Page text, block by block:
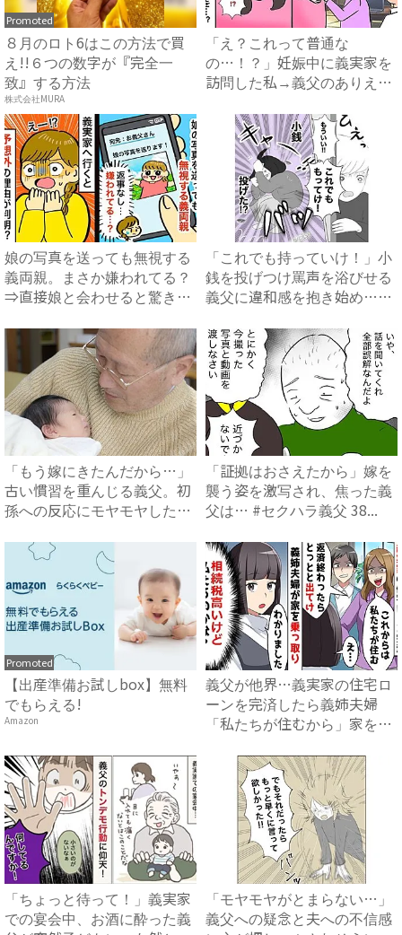
Promoted
８月のロト6はこの方法で買
え!!６つの数字が『完全一
致』する方法
株式会社MURA
「え？これって普通な
の…！？」妊娠中に義実家を
訪問した私→義父のありえな
娘の写真を送っても無視する
義両親。まさか嫌われてる？
⇒直接娘と会わせると驚きの
「これでも持っていけ！」小
銭を投げつけ罵声を浴びせる
義父に違和感を抱き始め…
「もう嫁にきたんだから…」
古い慣習を重んじる義父。初
孫への反応にモヤモヤした体
「証拠はおさえたから」嫁を
襲う姿を激写され、焦った義
父は… #セクハラ義父 38...
Promoted
【出産準備お試しbox】無料
でもらえる!
Amazon
義父が他界…義実家の住宅ロ
ーンを完済したら義姉夫婦
「私たちが住むから」家を乗
「ちょっと待って！」義実家
での宴会中、お酒に酔った義
「モヤモヤがとまらない…」
義父への疑念と夫への不信感